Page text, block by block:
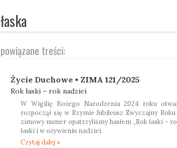
Jesteś tutaj
łaska
powiązane treści:
Życie Duchowe • ZIMA 121/2025
Rok łaski – rok nadziei
W Wigilię Bożego Narodzenia 2024 roku
rozpoczął się w Rzymie Jubileusz Zwyczajny
zimowy numer opatrzyliśmy hasłem „Rok łaski –
łaski i w ożywieniu nadziei.
Czytaj dalej »